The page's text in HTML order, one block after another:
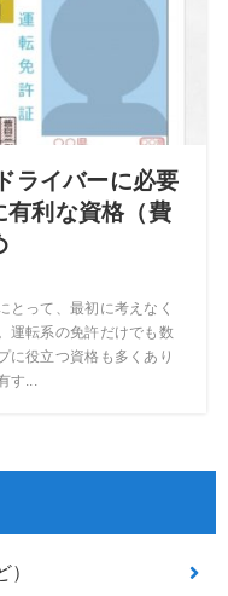
ライバーに必要
有利な資格（費
とって、最初に考えなく
運転系の免許だけでも数
に役立つ資格も多くあり
す...